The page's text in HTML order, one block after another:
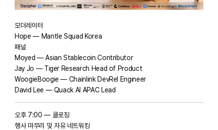
모더레이터
Hope — Mantle Squad Korea
패널
Moyed — Asian Stablecoin Contributor
Jay Jo — Tiger Research Head of Product
WoogieBoogie — Chainlink DevRel Engineer
David Lee — Quack AI APAC Lead
오후 7:00 — 클로징
행사 마무리 및 자유 네트워킹